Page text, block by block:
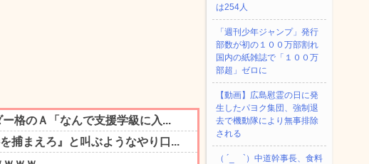
は254人
「週刊少年ジャンプ」発行
部数が初の１００万部割れ
国内の紙雑誌で「１００万
部超」ゼロに
【動画】広島慰霊の日に発
生したパヨク集団、強制退
去で機動隊により無事排除
される
（ ´_ゝ`）中道幹事長、食料